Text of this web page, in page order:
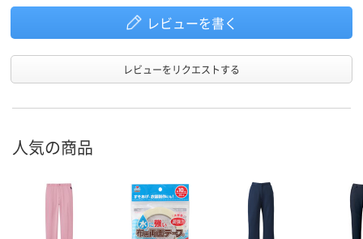
レビューを書く
レビューをリクエストする
人気の商品